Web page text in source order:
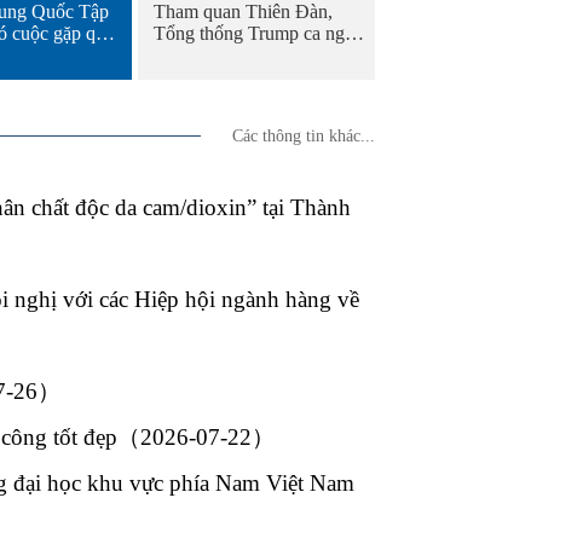
Quốc Tập
cuộc gặp quy
tại
Tham quan Thiên Đàn,
Tổng thống Trump ca ngợi
Các thông tin khác...
chất độc da cam/dioxin” tại Thành
với các Hiệp hội ngành hàng về
）
tốt đẹp（2026-07-22）
đại học khu vực phía Nam Việt Nam